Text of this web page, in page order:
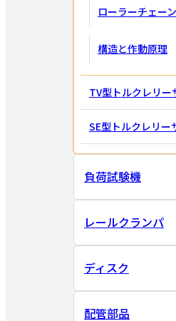
ローラーチェー
構造と作動原理
TV型トルクレリー
SE型トルクレリー
負荷試験機
レールクランパ
ディスク
配管部品